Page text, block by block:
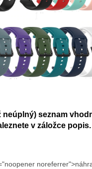
neúplný) seznam
v záložce popis.